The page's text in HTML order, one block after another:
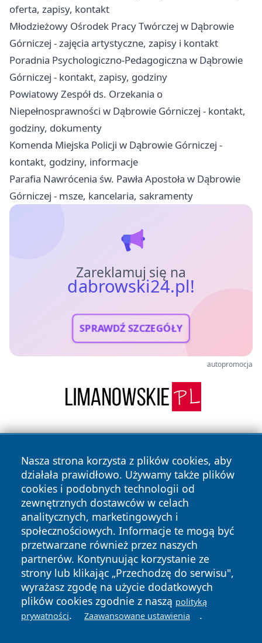
oferta, zapisy, kontakt
Młodzieżowy Ośrodek Pracy Twórczej w Dąbrowie
Górniczej - zajęcia artystyczne, zapisy i kontakt
Poradnia Psychologiczno-Pedagogiczna w Dąbrowie
Górniczej - kontakt, zapisy, godziny
Powiatowy Zespół ds. Orzekania o
Niepełnosprawności w Dąbrowie Górniczej - kontakt,
godziny, dokumenty
Komenda Miejska Policji w Dąbrowie Górniczej -
kontakt, godziny, informacje
Parafia Nawrócenia św. Pawła Apostoła w Dąbrowie
Górniczej - msze, kancelaria, sakramenty
Zareklamuj się na
dabrowski24.pl!
SPRAWDŹ SZCZEGÓŁY
autopromocja
Nasza strona korzysta z plików cookies, aby
działała prawidłowo. Używamy także plików
cookies i podobnych technologii od
zewnętrznych dostawców w celach
analitycznych, marketingowych i
społecznościowych. Informacje te mogą być
przetwarzane również przez naszych
partnerów. Kontynuując korzystanie ze
strony lub klikając „Przechodzę do serwisu",
wyrażasz zgodę na użycie dodatkowych
plików cookies zgodnie z naszą polityką
prywatności. Zaawansowane ustawienia .
Copyright © 2026 dabrowski24.pl Wszystkie prawa
zastrzeżone.
News Autorzy
Polityka
Prywatności
Polityka
Cookies